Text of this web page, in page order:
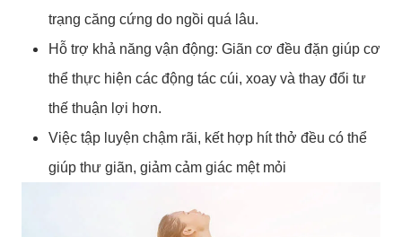
trạng căng cứng do ngồi quá lâu.
Hỗ trợ khả năng vận động: Giãn cơ đều đặn giúp cơ
thể thực hiện các động tác cúi, xoay và thay đổi tư
thế thuận lợi hơn.
Việc tập luyện chậm rãi, kết hợp hít thở đều có thể
giúp thư giãn, giảm cảm giác mệt mỏi